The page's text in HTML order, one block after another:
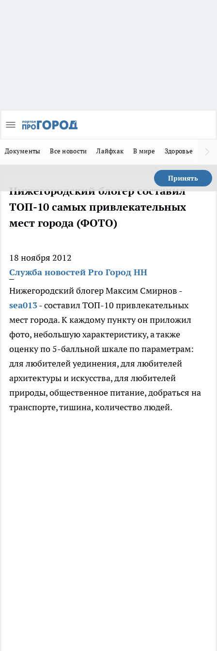
Документы Все новости Лайфхак В мире Здоровье
Принять
Нижегородский блогер составил
ТОП-10 самых привлекательных
мест города (ФОТО)
18 ноября 2012
Служба новостей Pro Город НН
Нижегородский блогер Максим Смирнов -
sea013- составил ТОП-10 привлекательных
мест города. К каждому пункту он приложил
фото, небольшую характеристику, а также
оценку по 5-балльной шкале по параметрам:
для любителей уединения, для любителей
архитектуры и искусства, для любителей
природы, общественное питание, добраться на
транспорте, тишина, количество людей.